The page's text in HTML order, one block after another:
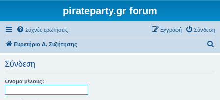
pirateparty.gr forum
Συχνές ερωτήσεις Σύνδεση
Εγγραφή
Ευρετήριο Δ. Συζήτησης
Σύνδεση
Όνομα μέλους: